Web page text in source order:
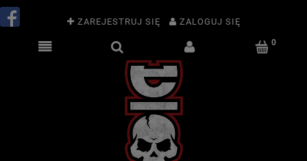
ZAREJESTRUJ SIĘ ZALOGUJ SIĘ